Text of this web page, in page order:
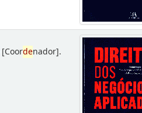
[Coordenador].